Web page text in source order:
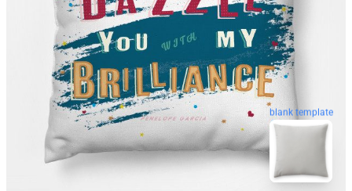
blank template